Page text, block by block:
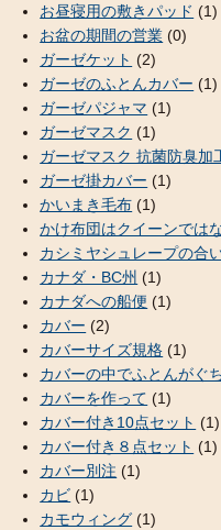
お昼寝用の敷きパッド (1)
お盆の期間の営業 (0)
ガーゼケット (2)
ガーゼのふとんカバー (1)
ガーゼパジャマ (1)
ガーゼマスク (1)
ガーゼマスク 抗菌防臭加
ガーゼ掛カバー (1)
かいまき毛布 (1)
かけ布団はクイーンでは
カシミヤシュレープの合
カナダ・BC州 (1)
カナダへの船便 (1)
カバー (2)
カバーサイズ規格 (1)
カバーの中でふとんがぐ
カバーを作って (1)
カバー付き10点セット (1)
カバー付き８点セット (1)
カバー別注 (1)
カビ (1)
カモウィング (1)